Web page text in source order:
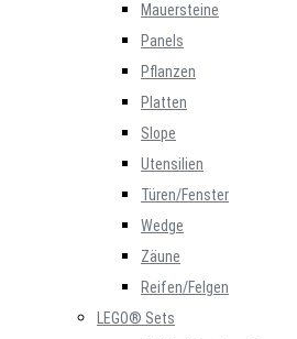
Mauersteine
Panels
Pflanzen
Platten
Slope
Utensilien
Türen/Fenster
Wedge
Zäune
Reifen/Felgen
LEGO® Sets